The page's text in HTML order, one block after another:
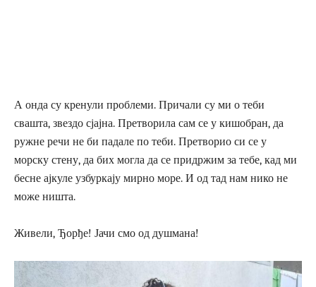
А онда су кренули проблеми. Причали су ми о теби
свашта, звездо сјајна. Претворила сам се у кишобран, да
ружне речи не би падале по теби. Претворио си се у
морску стену, да бих могла да се придржим за тебе, кад ми
бесне ајкуле узбуркају мирно море. И од тад нам нико не
може ништа.
Живели, Ђорђе! Јачи смо од душмана!